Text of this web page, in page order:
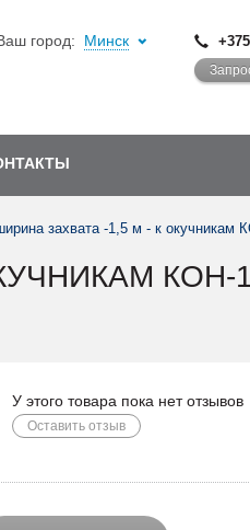
город: Минск
захвата -1,5 м - к окучникам
КОН-
У этого товара пока нет отзывов
Оставить отзыв